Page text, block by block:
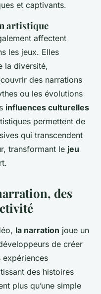
et captivants.
artistique
affectent
les jeux. Elles
la diversité,
des narrations
ou les évolutions
influences culturelles
permettent de
qui transcendent
transformant le jeu
des
la narration joue un
de créer
expériences
des histoires
plus qu’une simple